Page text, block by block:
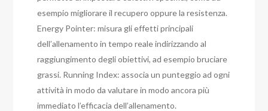
esempio migliorare il recupero oppure la resistenza.
Energy Pointer: misura gli effetti principali
dell’allenamento in tempo reale indirizzando al
raggiungimento degli obiettivi, ad esempio bruciare
grassi. Running Index: associa un punteggio ad ogni
attività in modo da valutare in modo ancora più
immediato l’efficacia dell’allenamento.